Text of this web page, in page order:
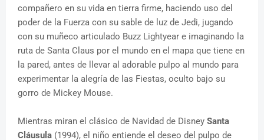
compañero en su vida en tierra firme, haciendo uso del
poder de la Fuerza con su sable de luz de Jedi, jugando
con su muñeco articulado Buzz Lightyear e imaginando la
ruta de Santa Claus por el mundo en el mapa que tiene en
la pared, antes de llevar al adorable pulpo al mundo para
experimentar la alegría de las Fiestas, oculto bajo su
gorro de Mickey Mouse.
Mientras miran el clásico de Navidad de Disney Santa
Cláusula (1994), el niño entiende el deseo del pulpo de